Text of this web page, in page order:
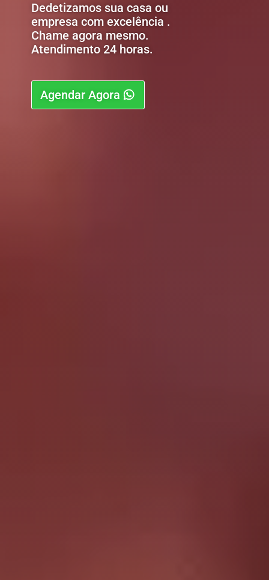
Dedetizamos sua casa ou
empresa com excelência .
Chame agora mesmo.
Atendimento 24 horas.
Agendar Agora